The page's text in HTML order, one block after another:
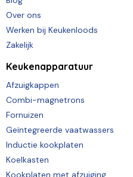
Over ons
Werken bij Keukenloods
Zakelijk
Keukenapparatuur
Afzuigkappen
Combi-magnetrons
Fornuizen
Geïntegreerde vaatwassers
Inductie kookplaten
Koelkasten
Kookplaten met afzuiging